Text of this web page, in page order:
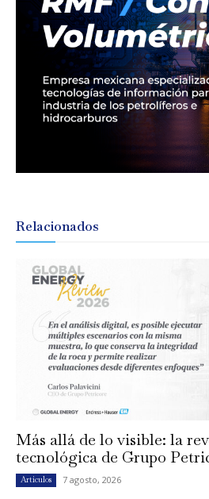
Relacionados
Más allá de lo visible: la
tecnológica de Grupo
Artículos 7 agosto, 2026